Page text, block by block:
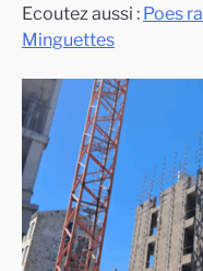
Ecoutez aussi : Poes
Minguettes